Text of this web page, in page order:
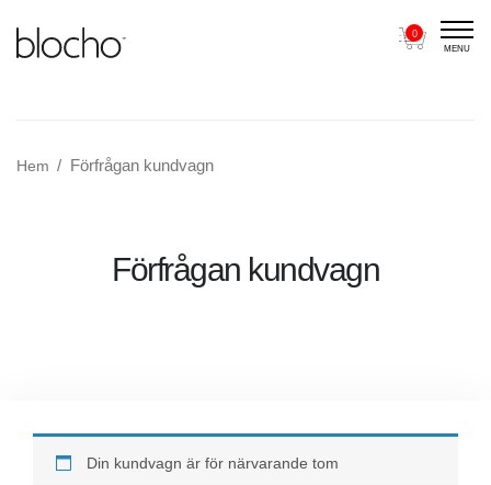
0
MENU
Hem Förfrågan kundvagn
Förfrågan kundvagn
Din kundvagn är för närvarande tom